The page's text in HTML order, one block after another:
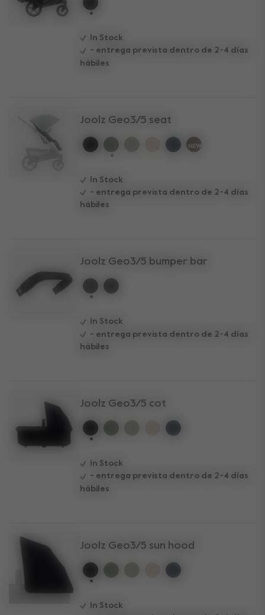
In Stock
- entrega prevista dentro de 2-4 días
hábiles
Joolz Geo3/5 seat
In Stock
- entrega prevista dentro de 2-4 días
hábiles
Joolz Geo3/5 bumper bar
In Stock
- entrega prevista dentro de 2-4 días
hábiles
Joolz Geo3/5 cot
In Stock
- entrega prevista dentro de 2-4 días
hábiles
Joolz Geo3/5 sun hood
In Stock